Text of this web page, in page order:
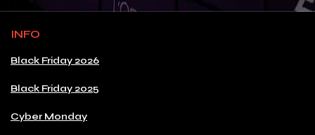
INFO
Black Friday 2026
Black Friday 2025
Cyber Monday